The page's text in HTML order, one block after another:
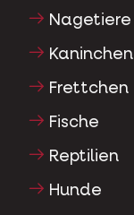
Nagetiere
Kaninchen
Frettchen
Fische
Reptilien
Hunde